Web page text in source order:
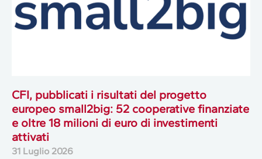
CFI, pubblicati i risultati del progetto
europeo small2big: 52 cooperative finanziate
e oltre 18 milioni di euro di investimenti
attivati
31 Luglio 2026